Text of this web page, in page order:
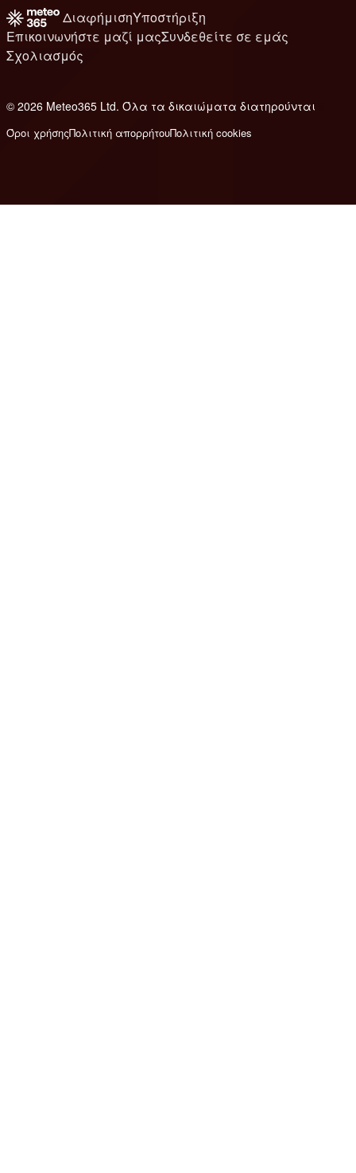
ΔιαφήμισηΥποστήριξη
Επικοινωνήστε μαζί μαςΣυνδεθείτε σε εμάς
Σχολιασμός
© 2026 Meteo365 Ltd. Όλα τα δικαιώματα διατηρούνται
Όροι χρήσηςΠολιτική απορρήτουΠολιτική cookies